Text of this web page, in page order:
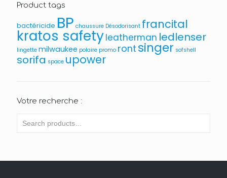
Product tags
bactéricide BP chaussure Désodorisant francital
kratos safetyleatherman ledlenser
lingette milwaukee polaire promo ront singer sofshell
sorifa space upower
Votre recherche :